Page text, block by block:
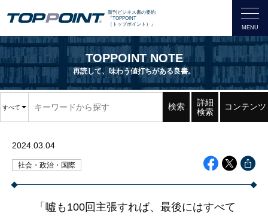
新刊ビジネス書の要約
『TOPPOINT
（トップポイント）』
TOPPOINT NOTE
再読して、味わう値打ちがある良書。
すべて 検索
詳細
検索
コンテンツ
2024.03.04
社会・政治・国際
「噓も100回主張すれば、最後にはすべて